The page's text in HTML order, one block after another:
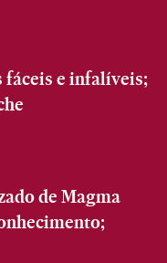
e infalíveis;
de Magma